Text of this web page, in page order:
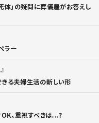
体」の疑問に葬儀屋がお答えし
ラー
る夫婦生活の新しい形
。重視すべきは...?